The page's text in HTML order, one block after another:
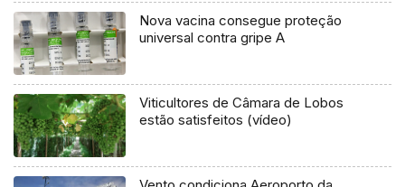
Nova vacina consegue proteção
universal contra gripe A
Viticultores de Câmara de Lobos
estão satisfeitos (vídeo)